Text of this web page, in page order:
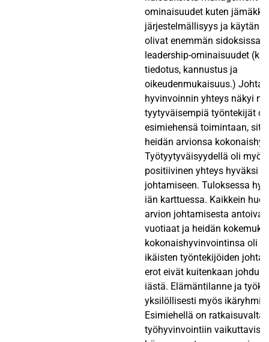
ominaisuudet kuten
järjestelmällisyys ja
olivat enemmän sidoksissa
leadership-ominaisuudet
tiedotus, kannustus ja
oikeudenmukaisuus.)
hyvinvoinnin yhteys näkyi
tyytyväisempiä työntekijät
esimiehensä toimintaan,
heidän arvionsa
Työtyytyväisyydellä oli myös
positiivinen yhteys hyväksi
johtamiseen. Tuloksessa
iän karttuessa. Kaikkein
arvion johtamisesta antoivat
vuotiaat ja heidän
kokonaishyvinvointinsa oli
ikäisten työntekijöiden
erot eivät kuitenkaan johdu
iästä. Elämäntilanne ja
yksilöllisesti myös
Esimiehellä on ratkaisuvalta
työhyvinvointiin